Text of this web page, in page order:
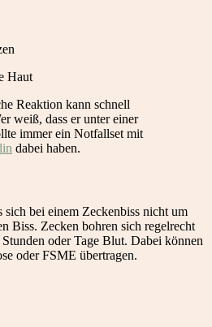
Haut
Reaktion kann schnell
weiß, dass er unter einer
immer ein Notfallset mit
dabei haben.
sich bei einem Zeckenbiss nicht um
Biss. Zecken bohren sich regelrecht
oder Tage Blut. Dabei können
oder FSME übertragen.